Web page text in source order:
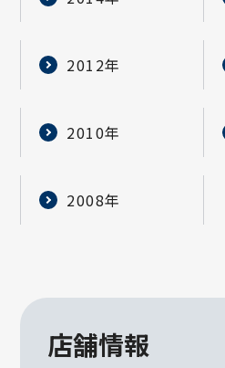
2012年
2010年
2008年
店舗情報